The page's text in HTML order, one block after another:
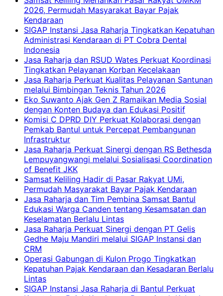
2026, Permudah Masyarakat Bayar Pajak
Kendaraan
SIGAP Instansi Jasa Raharja Tingkatkan Kepatuhan
Administrasi Kendaraan di PT Cobra Dental
Indonesia
Jasa Raharja dan RSUD Wates Perkuat Koordinasi
Tingkatkan Pelayanan Korban Kecelakaan
Jasa Raharja Perkuat Kualitas Pelayanan Santunan
melalui Bimbingan Teknis Tahun 2026
Eko Suwanto Ajak Gen Z Ramaikan Media Sosial
dengan Konten Budaya dan Edukasi Positif
Komisi C DPRD DIY Perkuat Kolaborasi dengan
Pemkab Bantul untuk Percepat Pembangunan
Infrastruktur
Jasa Raharja Perkuat Sinergi dengan RS Bethesda
Lempuyangwangi melalui Sosialisasi Coordination
of Benefit JKK
Samsat Keliling Hadir di Pasar Rakyat UMi,
Permudah Masyarakat Bayar Pajak Kendaraan
Jasa Raharja dan Tim Pembina Samsat Bantul
Edukasi Warga Canden tentang Kesamsatan dan
Keselamatan Berlalu Lintas
Jasa Raharja Perkuat Sinergi dengan PT Gelis
Gedhe Maju Mandiri melalui SIGAP Instansi dan
CRM
Operasi Gabungan di Kulon Progo Tingkatkan
Kepatuhan Pajak Kendaraan dan Kesadaran Berlalu
Lintas
SIGAP Instansi Jasa Raharja di Bantul Perkuat